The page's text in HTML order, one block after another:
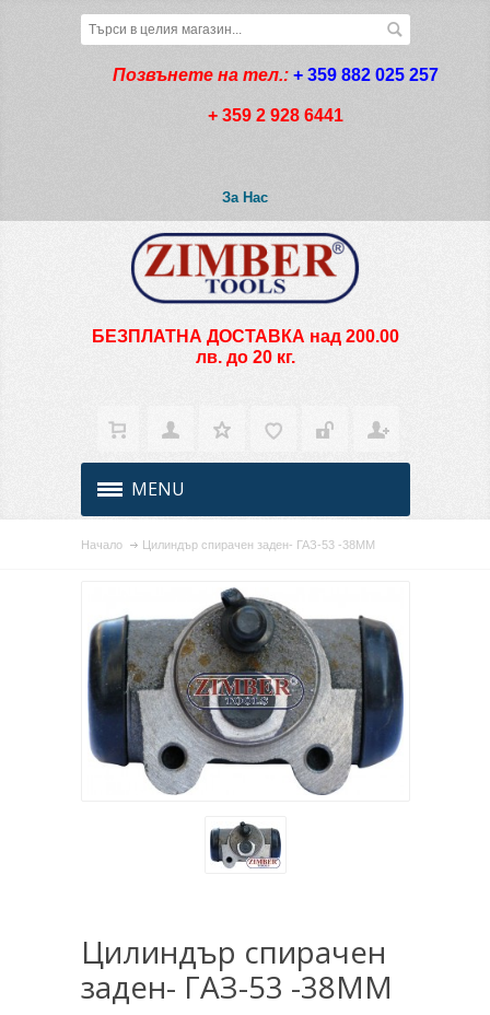
Позвънете на тел.: + 359 882 025 257
+ 359 2 928 6441
За Нас
БЕЗПЛАТНА ДОСТАВКА над 200.00
лв. до 20 кг.
MENU
Начало Цилиндър спирачен заден- ГАЗ-53 -38ММ
Цилиндър спирачен
заден- ГАЗ-53 -38ММ